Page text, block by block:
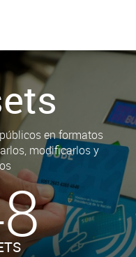
en formatos
modificarlos y